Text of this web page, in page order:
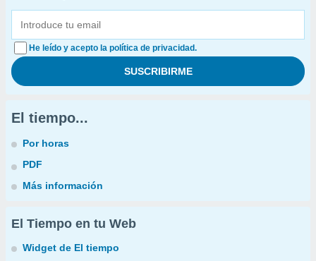
He leído y acepto la política de privacidad.
El tiempo...
Por horas
PDF
Más información
El Tiempo en tu Web
Widget de El tiempo